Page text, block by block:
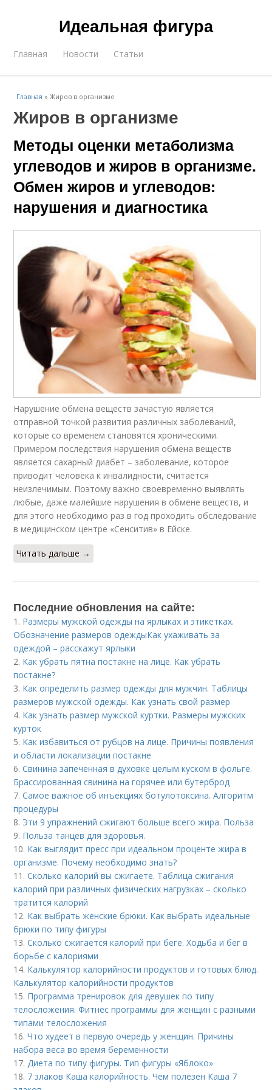
Идеальная фигура
Главная Новости Статьи
Главная »Жиров в организме
Жиров в организме
Методы оценки метаболизма
углеводов и жиров в организме.
Обмен жиров и углеводов:
нарушения и диагностика
Нарушение обмена веществ зачастую является
отправной точкой развития различных заболеваний,
которые со временем становятся хроническими.
Примером последствия нарушения обмена веществ
является сахарный диабет – заболевание, которое
приводит человека к инвалидности, считается
неизлечимым. Поэтому важно своевременно выявлять
любые, даже малейшие нарушения в обмене веществ, и
для этого необходимо раз в год проходить обследование
в медицинском центре «Сенситив» в Ейске.
Читать дальше →
Последние обновления на сайте:
1. Размеры мужской одежды на ярлыках и этикетках.
Обозначение размеров одеждыКак ухаживать за
одеждой – расскажут ярлыки
2. Как убрать пятна постакне на лице. Как убрать
постакне?
3. Как определить размер одежды для мужчин. Таблицы
размеров мужской одежды. Как узнать свой размер
4. Как узнать размер мужской куртки. Размеры мужских
курток
5. Как избавиться от рубцов на лице. Причины появления
и области локализации постакне
6.Свинина запеченная в духовке целым куском в фольге.
Брассированная свинина на горячее или бутерброд
7.Самое важное об инъекциях ботулотоксина. Алгоритм
процедуры
8. Эти 9 упражнений сжигают больше всего жира. Польза
9. Польза танцев для здоровья.
10. Как выглядит пресс при идеальном проценте жира в
организме. Почему необходимо знать?
11.Сколько калорий вы сжигаете. Таблица сжигания
калорий при различных физических нагрузках – сколько
тратится калорий
12. Как выбрать женские брюки. Как выбрать идеальные
брюки по типу фигуры
13.Сколько сжигается калорий при беге. Ходьба и бег в
борьбе с калориями
14. Калькулятор калорийности продуктов и готовых блюд.
Калькулятор калорийности продуктов
15. Программа тренировок для девушек по типу
телосложения. Фитнес программы для женщин с разными
типами телосложения
16.Что худеет в первую очередь у женщин. Причины
набора веса во время беременности
17. Диета по типу фигуры. Тип фигуры «Яблоко»
18. 7 злаков Каша калорийность. Чем полезен Каша 7